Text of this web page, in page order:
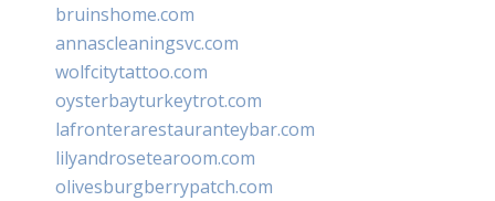
bruinshome.com
annascleaningsvc.com
wolfcitytattoo.com
oysterbayturkeytrot.com
lafronterarestauranteybar.com
lilyandrosetearoom.com
olivesburgberrypatch.com